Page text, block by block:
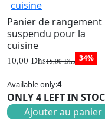
Panier de rangement
suspendu pour la
cuisine
15,00Dhs
Le
initial
était :
15,00 Dhs.
10,00 Dhs
Le
actuel
est :
10,00 Dhs.
34%
Available only:4
ONLY 4 LEFT IN
Ajouter au panier